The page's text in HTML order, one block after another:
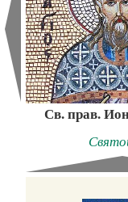
Св. прав.